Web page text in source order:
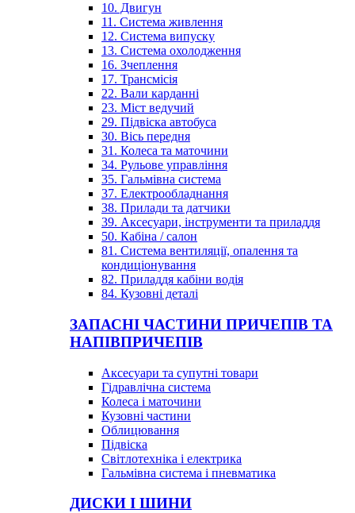
10. Двигун
11. Система живлення
12. Система випуску
13. Система охолодження
16. Зчеплення
17. Трансмісія
22. Вали карданні
23. Міст ведучий
29. Підвіска автобуса
30. Вісь передня
31. Колеса та маточини
34. Рульове управління
35. Гальмівна система
37. Електрообладнання
38. Прилади та датчики
39. Аксесуари, інструменти та приладдя
50. Кабіна / салон
81. Система вентиляції, опалення та
кондиціонування
82. Приладдя кабіни водія
84. Кузовні деталі
ЗАПАСНІ ЧАСТИНИ ПРИЧЕПІВ ТА
НАПІВПРИЧЕПІВ
Аксесуари та супутні товари
Гідравлічна система
Колеса і маточини
Кузовні частини
Облицювання
Підвіска
Світлотехніка і електрика
Гальмівна система і пневматика
ДИСКИ І ШИНИ